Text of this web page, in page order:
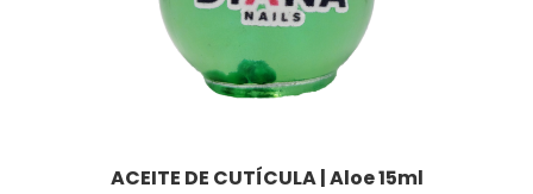
ACEITE DE CUTÍCULA | Aloe 15ml